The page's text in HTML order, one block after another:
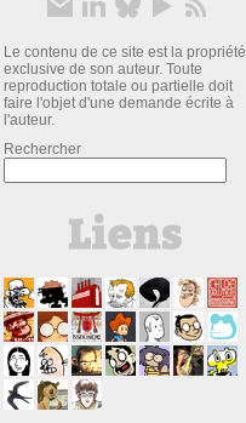
Le contenu de ce site est la propriété
exclusive de son auteur. Toute
reproduction totale ou partielle doit
faire l'objet d'une demande écrite à
l'auteur.
Rechercher